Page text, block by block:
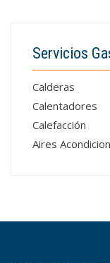
Servicios
Calderas
Calentadores
Calefacción
Aires